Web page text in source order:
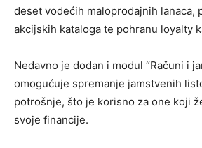
deset vodećih maloprodajnih lanaca,
akcijskih kataloga te pohranu loyalty
Nedavno je dodan i modul “Računi i
omogućuje spremanje jamstvenih
potrošnje, što je korisno za one koji
svoje financije.